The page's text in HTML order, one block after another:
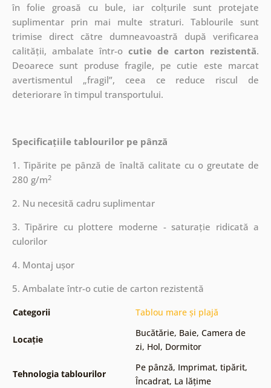
în folie groasă cu bule, iar colțurile sunt protejate
suplimentar prin mai multe straturi.Tablourile sunt
trimise direct către dumneavoastră după verificarea
calității, ambalate într-o cutie de carton rezistentă.
Deoarece sunt produse fragile, pe cutie este marcat
avertismentul „fragil”, ceea ce reduce riscul de
deteriorare în timpul transportului.
Specificațiile tablourilor pe pânză
1. Tipărite pe pânză de înaltă calitate cu o greutate de
280 g/m2
2. Nu necesită cadru suplimentar
3. Tipărire cu plottere moderne - saturație ridicată a
culorilor
4. Montaj ușor
5. Ambalate într-o cutie de carton rezistentă
Categorii Tablou mare și plajă
Locație
Bucătărie, Baie, Camera de
zi, Hol, Dormitor
Tehnologia tablourilor
Pe pânză, Imprimat, tipărit,
Încadrat, La lățime